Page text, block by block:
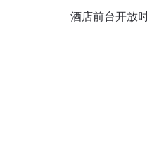
酒店前台开放